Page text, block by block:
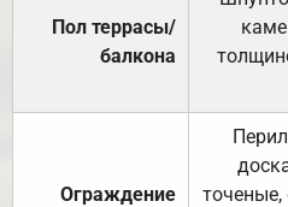
Пол террасы/
балкона
Ограждение